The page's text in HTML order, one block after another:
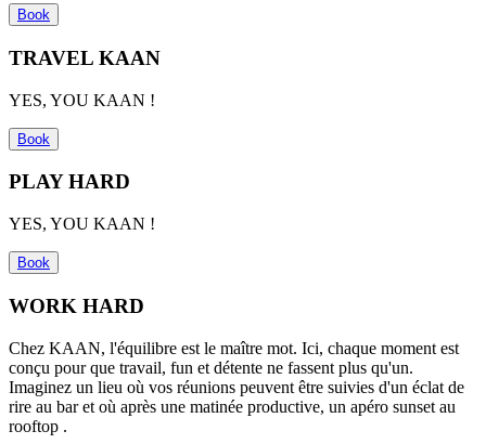
Book
TRAVEL KAAN
YES, YOU KAAN !
Book
PLAY HARD
YES, YOU KAAN !
Book
WORK HARD
Chez KAAN, l'équilibre est le maître mot. Ici, chaque moment est
conçu pour que travail, fun et détente ne fassent plus qu'un.
Imaginez un lieu où vos réunions peuvent être suivies d'un éclat de
rire au bar et où après une matinée productive, un apéro sunset au
rooftop .